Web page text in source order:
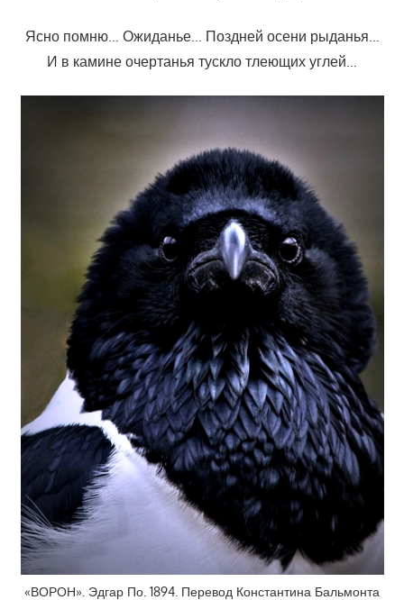
Ясно помню… Ожиданье… Поздней осени рыданья…
И в камине очертанья тускло тлеющих углей…
«ВОРОН». Эдгар По. 1894. Перевод Константина Бальмонта